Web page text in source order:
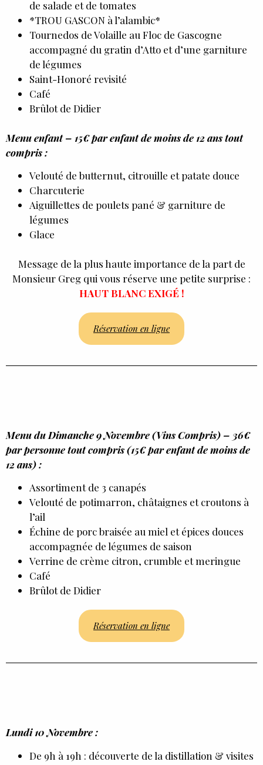
de salade et de tomates
*TROU GASCON à l’alambic*
Tournedos de Volaille au Floc de Gascogne
accompagné du gratin d’Atto et d’une garniture
de légumes
Saint-Honoré revisité
Café
Brûlot de Didier
Menu enfant – 15€ par enfant de moins de 12 ans tout
compris :
Velouté de butternut, citrouille et patate douce
Charcuterie
Aiguillettes de poulets pané & garniture de
légumes
Glace
Message de la plus haute importance de la part de
Monsieur Greg qui vous réserve une petite surprise :
HAUT BLANC EXIGÉ !
Réservation en ligne
Menu du Dimanche 9 Novembre (Vins Compris) – 36€
par personne tout compris (15€ par enfant de moins de
12 ans) :
Assortiment de 3 canapés
Velouté de potimarron, châtaignes et croutons à
l’ail
Échine de porc braisée au miel et épices douces
accompagnée de légumes de saison
Verrine de crème citron, crumble et meringue
Café
Brûlot de Didier
Réservation en ligne
Lundi 10 Novembre :
De 9h à 19h : découverte de la distillation & visites